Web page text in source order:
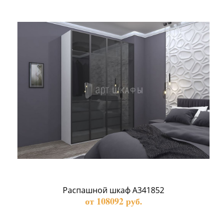
Распашной шкаф А341852
от 108092 руб.